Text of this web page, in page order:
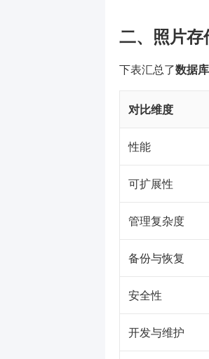
二、照片存
下表汇总了数据
对比维度
性能
可扩展性
管理复杂度
备份与恢复
安全性
开发与维护